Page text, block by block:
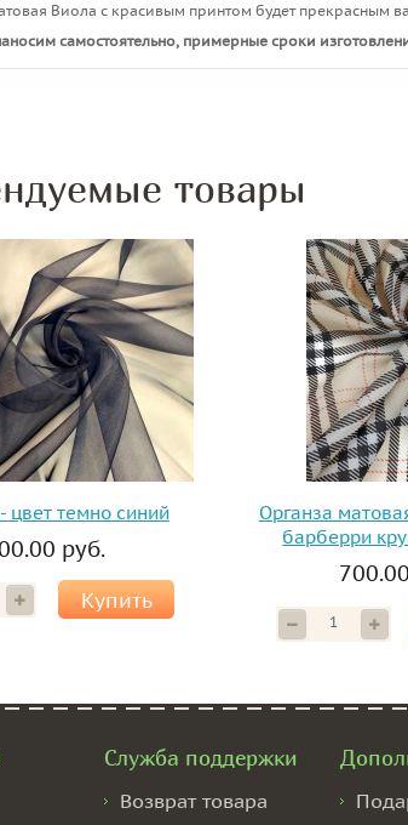
Виола с красивым принтом будет прекрасным
самостоятельно, примерные сроки
товары
цвет темно синий
руб.
Купить
Органза
барберри
Служба поддержки
Возврат товара